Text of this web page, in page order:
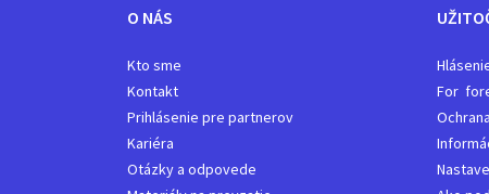
O NÁS
Kto sme
Kontakt
Prihlásenie pre partnerov
Kariéra
Otázky a odpovede
For